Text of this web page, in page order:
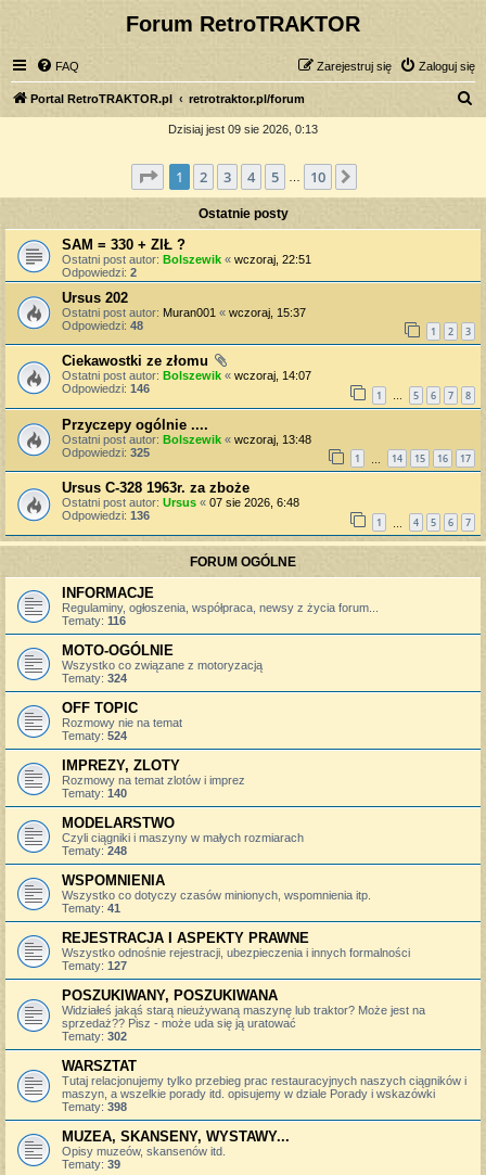
Forum RetroTRAKTOR
FAQ Zaloguj się
Zarejestruj się
Portal RetroTRAKTOR.pl retrotraktor.pl/forum
a
j
Dzisiaj jest 09 sie 2026, 0:13
Strona z10
1 2 3 4 5 10
Ostatnie posty
SAM = 330 + ZIŁ ?
Ostatni post autor: Bolszewik « wczoraj, 22:51
Odpowiedzi: 2
Ursus 202
Ostatni post autor: Muran001 « wczoraj, 15:37
Odpowiedzi: 48 1 2 3
Ciekawostki ze złomu
Ostatni post autor: Bolszewik « wczoraj, 14:07
Odpowiedzi: 146 1 … 5 6 7 8
Przyczepy ogólnie ....
Ostatni post autor: Bolszewik « wczoraj, 13:48
Odpowiedzi: 325 1 14 15 16 17
Ursus C-328 1963r. za zboże
Ostatni post autor: Ursus « 07 sie 2026, 6:48
Odpowiedzi: 136 1 4 5 6 7
FORUM OGÓLNE
INFORMACJE
Regulaminy, ogłoszenia, współpraca, newsy z życia forum...
Tematy: 116
MOTO-OGÓLNIE
Wszystko co związane z motoryzacją
Tematy: 324
OFF TOPIC
Rozmowy nie na temat
Tematy: 524
IMPREZY, ZLOTY
Rozmowy na temat zlotów i imprez
Tematy: 140
MODELARSTWO
Czyli ciągniki i maszyny w małych rozmiarach
Tematy: 248
WSPOMNIENIA
Wszystko co dotyczy czasów minionych, wspomnienia itp.
Tematy: 41
REJESTRACJA I ASPEKTY PRAWNE
Wszystko odnośnie rejestracji, ubezpieczenia i innych formalności
Tematy: 127
POSZUKIWANY, POSZUKIWANA
Widziałeś jakąś starą nieużywaną maszynę lub traktor? Może jest na
sprzedaż?? Pisz - może uda się ją uratować
Tematy: 302
WARSZTAT
Tutaj relacjonujemy tylko przebieg prac restauracyjnych naszych ciągników i
maszyn, a wszelkie porady itd. opisujemy w dziale Porady i wskazówki
Tematy: 398
MUZEA, SKANSENY, WYSTAWY...
Opisy muzeów, skansenów itd.
Tematy: 39